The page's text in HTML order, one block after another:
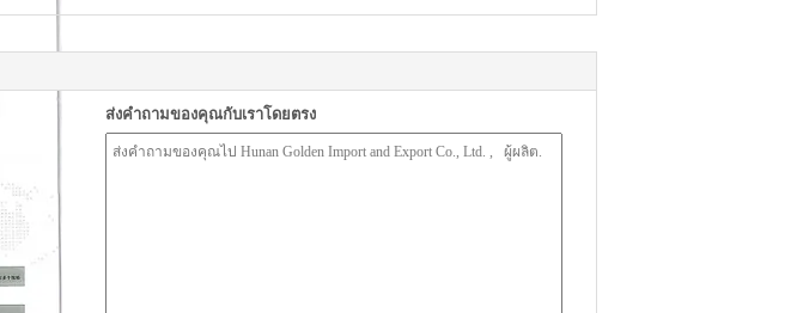
ส่งคำถามของคุณกับเราโดยตรง